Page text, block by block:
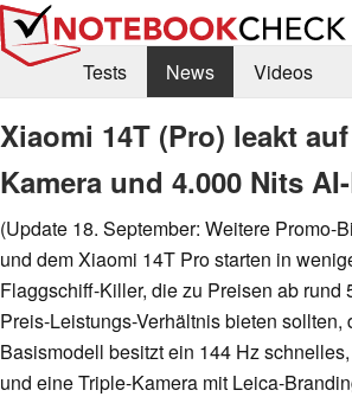
Tests
News Videos
Xiaomi 14T (Pro) leakt
Kamera und 4.000 Nits
(Update 18. September: Weitere Promo-
und dem Xiaomi 14T Pro starten in
Flaggschiff-Killer, die zu Preisen ab rund
Preis-Leistungs-Verhältnis bieten sollten,
Basismodell besitzt ein 144 Hz
und eine Triple-Kamera mit Leica-